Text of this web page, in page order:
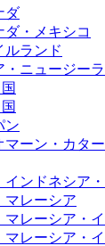
ダ
ダ・メキシコ
ルランド
・ニュージー
ン
マーン・カタ
インドネシア
マレーシア
マレーシア・
マレーシア・